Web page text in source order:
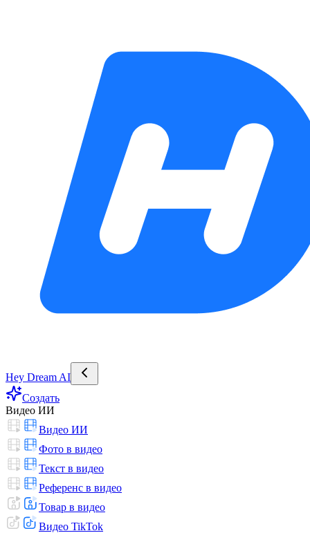
Hey Dream AI
Создать
Видео ИИ
Видео ИИ
Фото в видео
Текст в видео
Референс в видео
Товар в видео
Видео TikTok